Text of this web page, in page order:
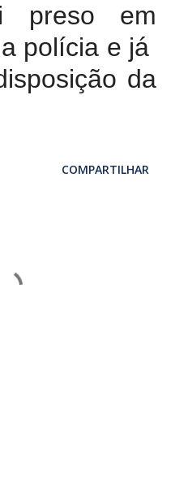
preso em
polícia e já
da
COMPARTILHAR